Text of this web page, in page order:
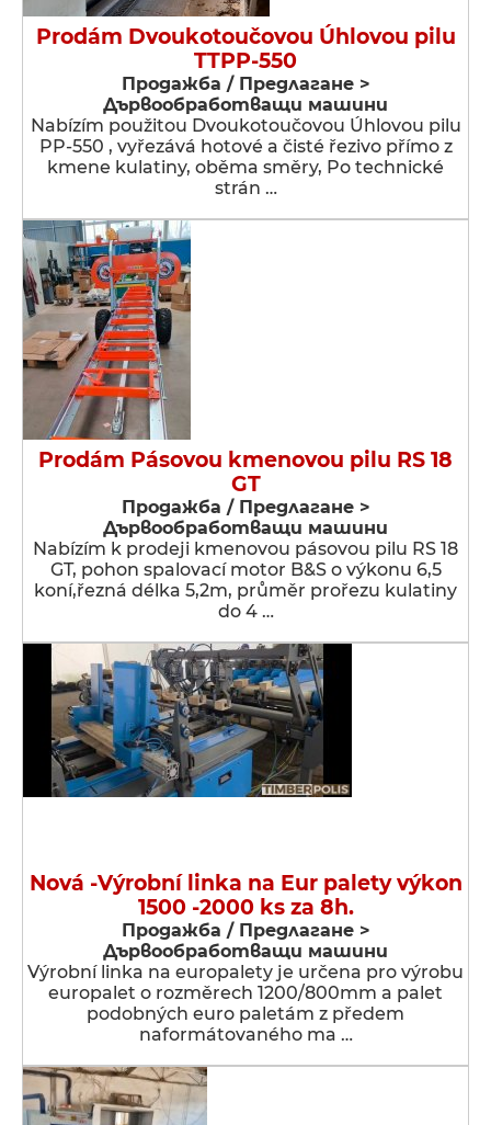
Prodám Dvoukotoučovou Úhlovou pilu
TTPP-550
Продажба / Предлагане >
Дървообработващи машини
Nabízím použitou Dvoukotoučovou Úhlovou pilu
PP-550 , vyřezává hotové a čisté řezivo přímo z
kmene kulatiny, oběma směry, Po technické
strán …
Prodám Pásovou kmenovou pilu RS 18
GT
Продажба / Предлагане >
Дървообработващи машини
Nabízím k prodeji kmenovou pásovou pilu RS 18
GT, pohon spalovací motor B&S o výkonu 6,5
koní,řezná délka 5,2m, průměr prořezu kulatiny
do 4 …
Nová -Výrobní linka na Eur palety výkon
1500 -2000 ks za 8h.
Продажба / Предлагане >
Дървообработващи машини
Výrobní linka na europalety je určena pro výrobu
europalet o rozměrech 1200/800mm a palet
podobných euro paletám z předem
naformátovaného ma …